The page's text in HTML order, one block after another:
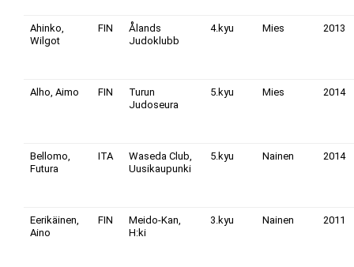
Ahinko,
Wilgot
FIN
Ålands
Judoklubb
4.kyu Mies 2013
Alho, Aimo FIN
Turun
Judoseura
5.kyu Mies 2014
Bellomo,
Futura
ITA
Waseda Club,
Uusikaupunki
5.kyu Nainen 2014
Eerikäinen,
Aino
FIN
Meido-Kan,
H:ki
3.kyu Nainen 2011